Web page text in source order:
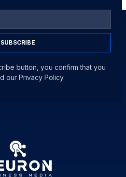
SUBSCRIBE
button, you confirm that you
our Privacy Policy.